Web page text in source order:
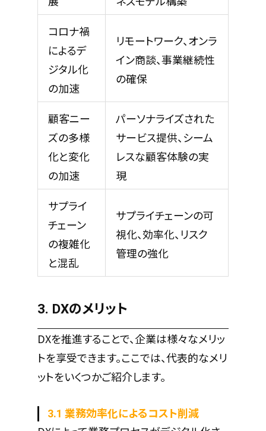
コロナ禍
によるデ
ジタル化
の加速
リモートワーク、オンラ
イン商談、事業継続性
の確保
顧客ニー
ズの多様
化と変化
の加速
パーソナライズされた
サービス提供、シーム
レスな顧客体験の実
現
サプライ
チェーン
の複雑化
と混乱
サプライチェーンの可
視化、効率化、リスク
管理の強化
3. DXのメリット
DXを推進することで、企業は様々なメリッ
トを享受できます。ここでは、代表的なメリ
ットをいくつかご紹介します。
3.1 業務効率化によるコスト削減